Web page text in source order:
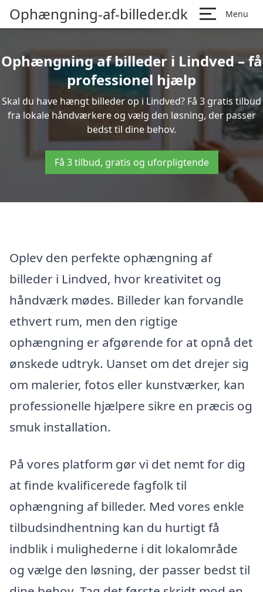
Ophængning-af-billeder.dk Menu
Ophængning af billeder i Lindved – få
professionel hjælp
Skal du have hængt billeder op i Lindved? Få 3 gratis tilbud
fra lokale håndværkere og vælg den løsning, der passer
bedst til dine behov.
Få 3 tilbud, gratis og uforpligtende
Oplev den perfekte ophængning af
billeder i Lindved, hvor kreativitet og
håndværk mødes. Billeder kan forvandle
ethvert rum, men den rigtige
ophængning er afgørende for at opnå det
ønskede udtryk. Uanset om det drejer sig
om malerier, fotos eller kunstværker, kan
professionelle hjælpere sikre en præcis og
smuk installation.
På vores platform gør vi det nemt for dig
at finde kvalificerede fagfolk til
ophængning af billeder. Med vores enkle
tilbudsindhentning kan du hurtigt få
indblik i mulighederne i dit lokalområde
og vælge den løsning, der passer bedst til